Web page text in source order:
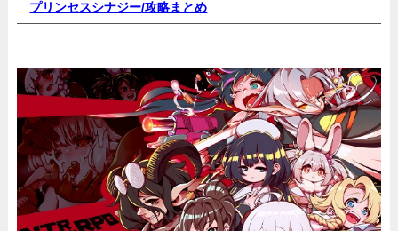
プリンセスシナジー/攻略まとめ